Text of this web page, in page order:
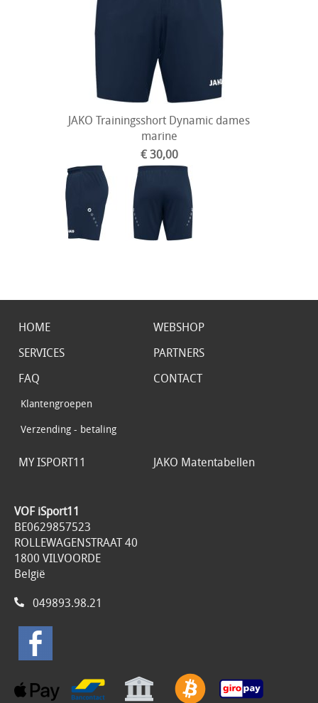
JAKO Trainingsshort Dynamic dames
marine
€ 30,00
HOME
WEBSHOP
SERVICES
PARTNERS
FAQ
Klantengroepen
Verzending - betaling
CONTACT
MY ISPORT11 JAKO Matentabellen
VOF iSport11
BE0629857523
ROLLEWAGENSTRAAT 40
1800 VILVOORDE
België
049893.98.21